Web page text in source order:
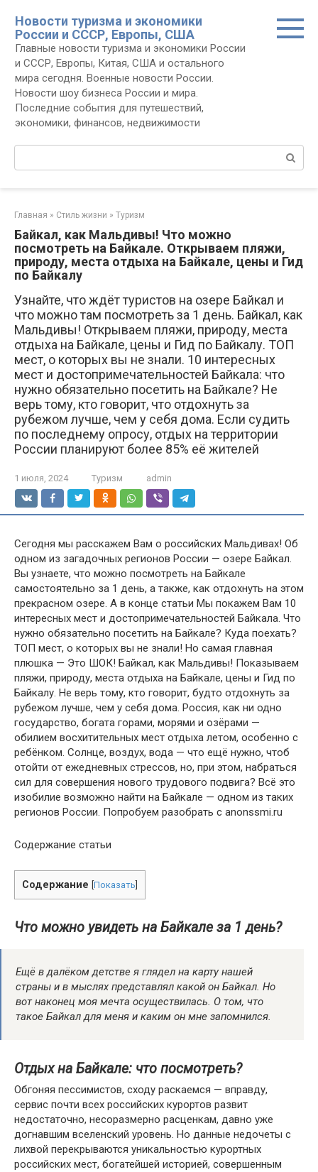
контенту
Новости туризма и экономики
России и СССР, Европы, США
Главные новости туризма и экономики России
и СССР, Европы, Китая, США и остального
мира сегодня. Военные новости России.
Новости шоу бизнеса России и мира.
Последние события для путешествий,
экономики, финансов, недвижимости
Поиск:
Главная » Стиль жизни » Туризм
Байкал, как Мальдивы! Что можно
посмотреть на Байкале. Открываем пляжи,
природу, места отдыха на Байкале, цены и Гид
по Байкалу
Узнайте, что ждёт туристов на озере Байкал и
что можно там посмотреть за 1 день. Байкал, как
Мальдивы! Открываем пляжи, природу, места
отдыха на Байкале, цены и Гид по Байкалу. ТОП
мест, о которых вы не знали. 10 интересных
мест и достопримечательностей Байкала: что
нужно обязательно посетить на Байкале? Не
верь тому, кто говорит, что отдохнуть за
рубежом лучше, чем у себя дома. Если судить
по последнему опросу, отдых на территории
России планируют более 85% её жителей
1 июля, 2024 Туризм admin
Сегодня мы расскажем Вам о российских Мальдивах! Об
одном из загадочных регионов России — озере Байкал.
Вы узнаете, что можно посмотреть на Байкале
самостоятельно за 1 день, а также, как отдохнуть на этом
прекрасном озере. А в конце статьи Мы покажем Вам 10
интересных мест и достопримечательностей Байкала. Что
нужно обязательно посетить на Байкале? Куда поехать?
ТОП мест, о которых вы не знали! Но самая главная
плюшка — Это ШОК! Байкал, как Мальдивы! Показываем
пляжи, природу, места отдыха на Байкале, цены и Гид по
Байкалу. Не верь тому, кто говорит, будто отдохнуть за
рубежом лучше, чем у себя дома. Россия, как ни одно
государство, богата горами, морями и озёрами —
обилием восхитительных мест отдыха летом, особенно с
ребёнком. Солнце, воздух, вода — что ещё нужно, чтоб
отойти от ежедневных стрессов, но, при этом, набраться
сил для совершения нового трудового подвига? Всё это
изобилие возможно найти на Байкале — одном из таких
регионов России. Попробуем разобрать с anonssmi.ru
Содержание статьи
Содержание Показать
Что можно увидеть на Байкале за 1 день?
Ещё в далёком детстве я глядел на карту нашей
страны и в мыслях представлял какой он Байкал. Но
вот наконец моя мечта осуществилась. О том, что
такое Байкал для меня и каким он мне запомнился.
Отдых на Байкале: что посмотреть?
Обгоняя пессимистов, сходу раскаемся — вправду,
сервис почти всех российских курортов развит
недостаточно, несоразмерно расценкам, давно уже
догнавшим вселенский уровень. Но данные недочеты с
лихвой перекрываются уникальностью курортных
российских мест, богатейшей историей, совершенным